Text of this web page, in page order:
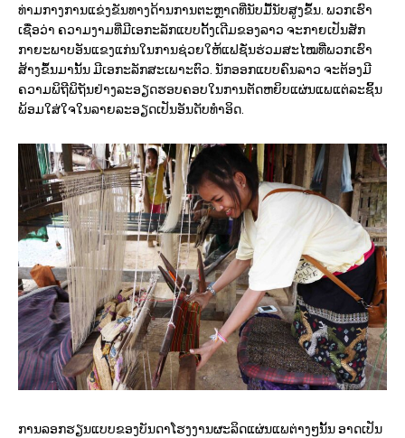
ທ່າມກາງການແຂ່ງຂັນທາງດ້ານການຕະຫຼາດທີ່ນັບມື້ນັບສູງຂຶ້ນ. ພວກເຮົາ
ເຊື່ອວ່າ ຄວາມງາມທີ່ມີເອກະລັກແບບດັ້ງເດີມຂອງລາວ ຈະກາຍເປັນສັກ
ກາຍະພາບອັນແຂງແກ່ນໃນການຊ່ວຍໃຫ້ແຟຊັ່ນຮ່ວມສະໄໝທີ່ພວກເຮົາ
ສ້າງຂຶ້ນມານັ້ນ ມີເອກະລັກສະເພາະຕົວ. ນັກອອກແບບຄົນລາວ ຈະຕ້ອງມີ
ຄວາມພິຖີພິຖັນຢ່າງລະອຽດຮອບຄອບໃນການຕັດຫຍິບແຜ່ນແພແຕ່ລະຊິ້ນ
ພ້ອມໃສ່ໃຈໃນລາຍລະອຽດເປັນອັນດັບທຳອິດ.
ການລອກຮຽນແບບຂອງບັນດາໂຮງງານຜະລິດແຜ່ນແພຕ່າງໆນັ້ນ ອາດເປັນ